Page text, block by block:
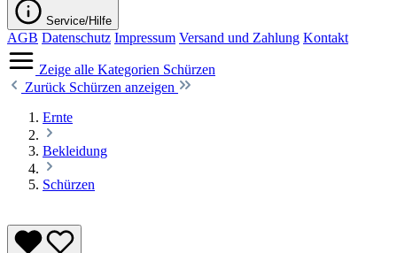
Service/Hilfe
AGB Datenschutz Impressum Versand und Zahlung Kontakt
Zeige alle Kategorien Schürzen
Zurück Schürzen anzeigen
Ernte
Bekleidung
Schürzen